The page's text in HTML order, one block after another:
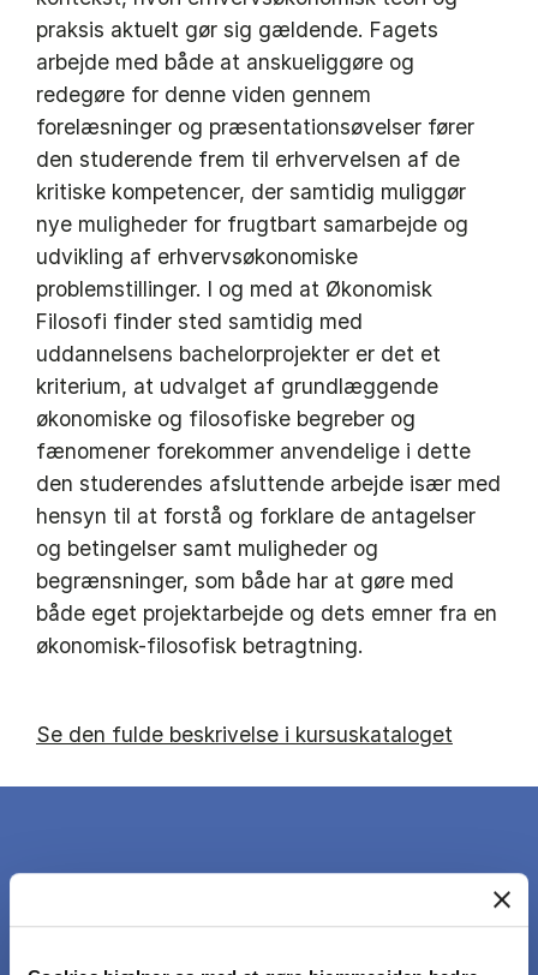
praksis aktuelt gør sig gældende. Fagets
arbejde med både at anskueliggøre og
redegøre for denne viden gennem
forelæsninger og præsentationsøvelser fører
den studerende frem til erhvervelsen af de
kritiske kompetencer, der samtidig muliggør
nye muligheder for frugtbart samarbejde og
udvikling af erhvervsøkonomiske
problemstillinger. I og med at Økonomisk
Filosofi finder sted samtidig med
uddannelsens bachelorprojekter er det et
kriterium, at udvalget af grundlæggende
økonomiske og filosofiske begreber og
fænomener forekommer anvendelige i dette
den studerendes afsluttende arbejde især med
hensyn til at forstå og forklare de antagelser
og betingelser samt muligheder og
begrænsninger, som både har at gøre med
både eget projektarbejde og dets emner fra en
økonomisk-filosofisk betragtning.
Se den fulde beskrivelse i kursuskataloget
DET LÆRER DU